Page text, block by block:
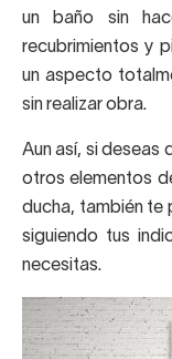
un baño sin
recubrimientos y
un aspecto
sin realizar obra.
Aun así, si deseas
otros elementos
ducha, también te
siguiendo tus
necesitas.